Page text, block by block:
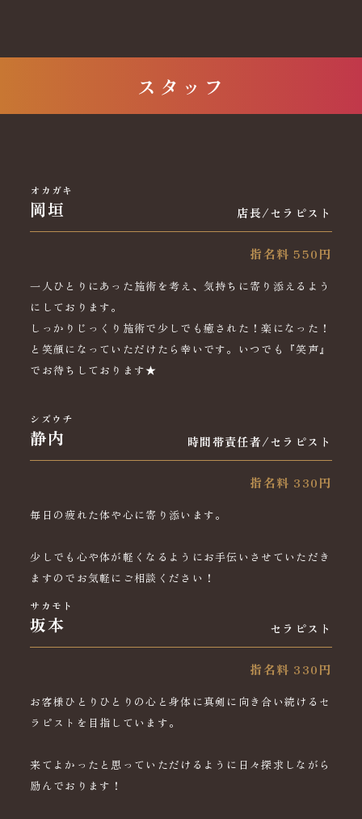
スタッフ
オカガキ
岡垣 店長/セラピスト
指名料 550円
一人ひとりにあった施術を考え、気持ちに寄り添えるよう
にしております。
しっかりじっくり施術で少しでも癒された！楽になった！
と笑顔になっていただけたら幸いです。いつでも『笑声』
でお待ちしております★
シズウチ
静内 時間帯責任者/セラピスト
指名料 330円
毎日の疲れた体や心に寄り添います。
少しでも心や体が軽くなるようにお手伝いさせていただき
ますのでお気軽にご相談ください！
サカモト
坂本 セラピスト
指名料 330円
お客様ひとりひとりの心と身体に真剣に向き合い続けるセ
ラピストを目指しています。
来てよかったと思っていただけるように日々探求しながら
励んでおります！